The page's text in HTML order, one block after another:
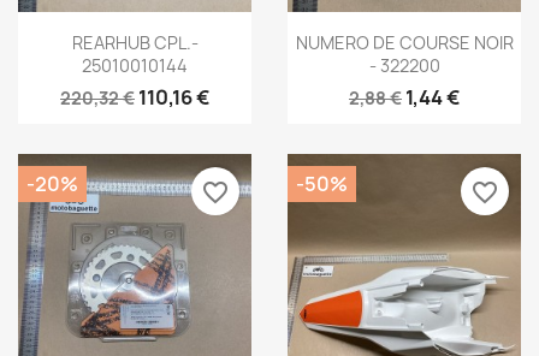
Aperçu rapide
REARHUB CPL.-
25010010144
220,32 € 110,16 €
Aperçu rapide
NUMERO DE COURSE NOIR
- 322200
2,88 € 1,44 €
-20% favorite_border -50% favorite_border